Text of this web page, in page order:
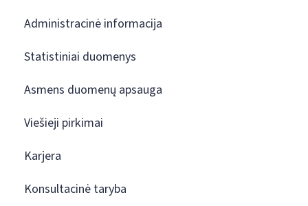
Administracinė informacija
Statistiniai duomenys
Asmens duomenų apsauga
Viešieji pirkimai
Karjera
Konsultacinė taryba